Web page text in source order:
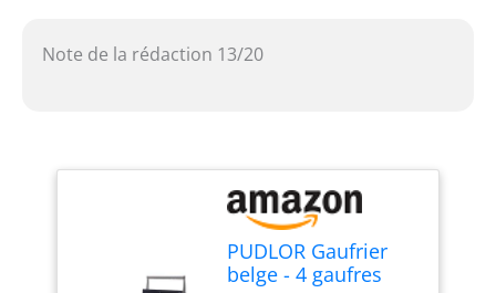
Note de la rédaction 13/20
PUDLOR Gaufrier
belge - 4 gaufres